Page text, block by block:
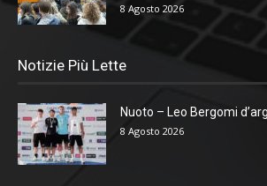
8 Agosto 2026
Notizie Più Lette
Nuoto – Leo Bergomi
8 Agosto 2026